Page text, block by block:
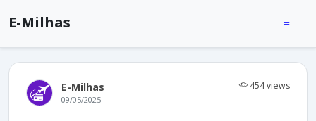
E-Milhas
E-Milhas 454 views
09/05/2025